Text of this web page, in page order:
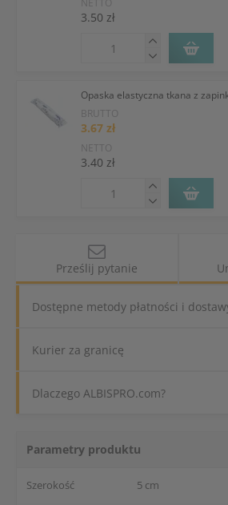
NETTO
3.50 zł
Opaska elastyczna tkana z
BRUTTO
3.67 zł
NETTO
3.40 zł
Prześlij pytanie
Dostępne metody płatności i
Kurier za granicę
Dlaczego ALBISPRO.com?
Parametry produktu
Szerokość 5 cm